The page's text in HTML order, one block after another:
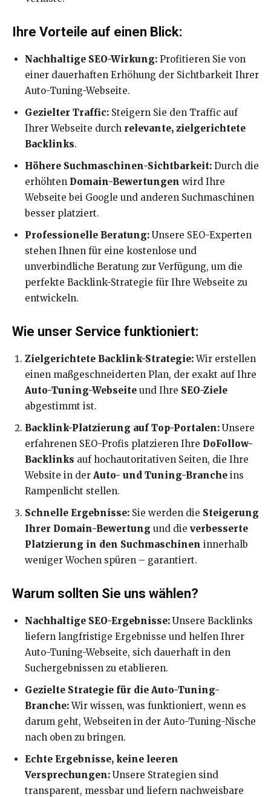
Ihre Vorteile auf einen Blick:
Nachhaltige SEO-Wirkung: Profitieren Sie von
einer dauerhaften Erhöhung der Sichtbarkeit Ihrer
Auto-Tuning-Webseite.
Gezielter Traffic: Steigern Sie den Traffic auf
Ihrer Webseite durch relevante, zielgerichtete
Backlinks.
Höhere Suchmaschinen-Sichtbarkeit: Durch die
erhöhten Domain-Bewertungen wird Ihre
Webseite bei Google und anderen Suchmaschinen
besser platziert.
Professionelle Beratung: Unsere SEO-Experten
stehen Ihnen für eine kostenlose und
unverbindliche Beratung zur Verfügung, um die
perfekte Backlink-Strategie für Ihre Webseite zu
entwickeln.
Wie unser Service funktioniert:
Zielgerichtete Backlink-Strategie:Wir erstellen
einen maßgeschneiderten Plan, der exakt auf Ihre
Auto-Tuning-Webseite und Ihre SEO-Ziele
abgestimmt ist.
Backlink-Platzierung auf Top-Portalen: Unsere
erfahrenen SEO-Profis platzieren Ihre DoFollow-
Backlinks auf hochautoritativen Seiten, die Ihre
Website in der Auto- und Tuning-Branche ins
Rampenlicht stellen.
Schnelle Ergebnisse: Sie werden die Steigerung
Ihrer Domain-Bewertung und die verbesserte
Platzierung in den Suchmaschinen innerhalb
weniger Wochen spüren – garantiert.
Warum sollten Sie uns wählen?
Nachhaltige SEO-Ergebnisse: Unsere Backlinks
liefern langfristige Ergebnisse und helfen Ihrer
Auto-Tuning-Webseite, sich dauerhaft in den
Suchergebnissen zu etablieren.
Gezielte Strategie für die Auto-Tuning-
Branche:Wir wissen, was funktioniert, wenn es
darum geht, Webseiten in der Auto-Tuning-Nische
nach oben zu bringen.
Echte Ergebnisse, keine leeren
Versprechungen: Unsere Strategien sind
transparent, messbar und liefern nachweisbare